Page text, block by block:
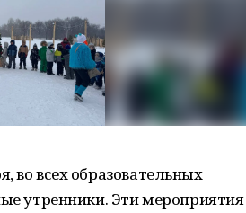
во всех образовательных
утренники. Эти мероприятия